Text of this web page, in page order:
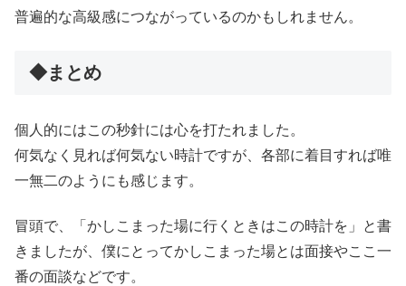
普遍的な高級感につながっているのかもしれません。
◆まとめ
個人的にはこの秒針には心を打たれました。
何気なく見れば何気ない時計ですが、各部に着目すれば唯
一無二のようにも感じます。
冒頭で、「かしこまった場に行くときはこの時計を」と書
きましたが、僕にとってかしこまった場とは面接やここ一
番の面談などです。